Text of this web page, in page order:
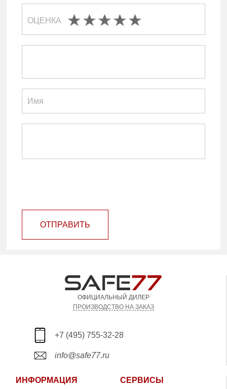
ОЦЕНКА
ОТПРАВИТЬ
ОФИЦИАЛЬНЫЙ ДИЛЕР
ПРОИЗВОДСТВО НА ЗАКАЗ
+7 (495) 755-32-28
info@safe77.ru
ИНФОРМАЦИЯ СЕРВИСЫ